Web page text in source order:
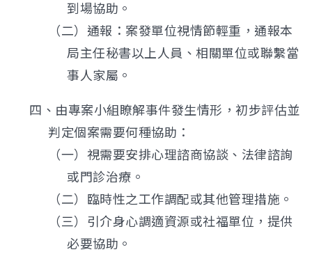
到場協助。
（二）通報：案發單位視情節輕重，通報本
局主任秘書以上人員、相關單位或聯繫當
事人家屬。
四、由專案小組瞭解事件發生情形，初步評估並
判定個案需要何種協助：
（一）視需要安排心理諮商協談、法律諮詢
或門診治療。
（二）臨時性之工作調配或其他管理措施。
（三）引介身心調適資源或社福單位，提供
必要協助。